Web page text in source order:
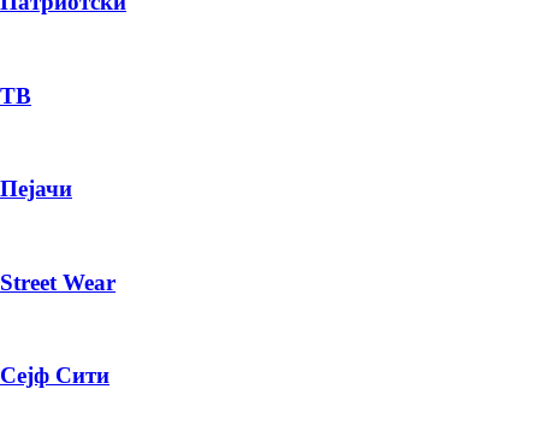
ТВ
Пејачи
Street Wear
Сејф Сити